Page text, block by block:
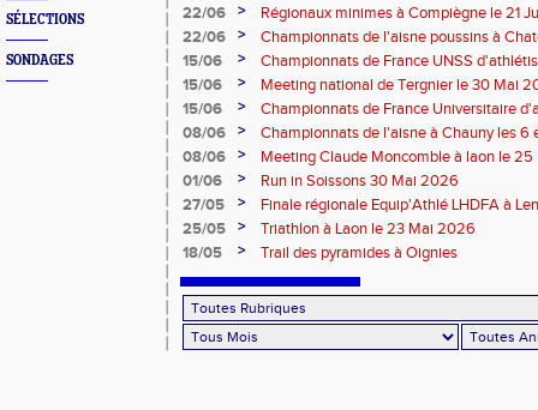
SÉLECTIONS
SONDAGES
22/06
>
Régionaux minimes à Compiègne le 21
22/06
>
Championnats de l'aisne poussins à
2026
15/06 >
Championnats de France UNSS
15/06
>
Meeting national de Tergnier le 30 Mai
15/06
>
Championnats de France Universitaire
Mai 2026
08/06 >
Championnats de l'aisne à Chauny les 6
08/06
>
Meeting Claude Moncomble à laon le
01/06
>
Run in Soissons 30 Mai 2026
27/05
>
Finale régionale Equip'Athlé LHDFA à
25/05
>
Triathlon à Laon le 23 Mai 2026
18/05
> Trail des pyramides à Oignies